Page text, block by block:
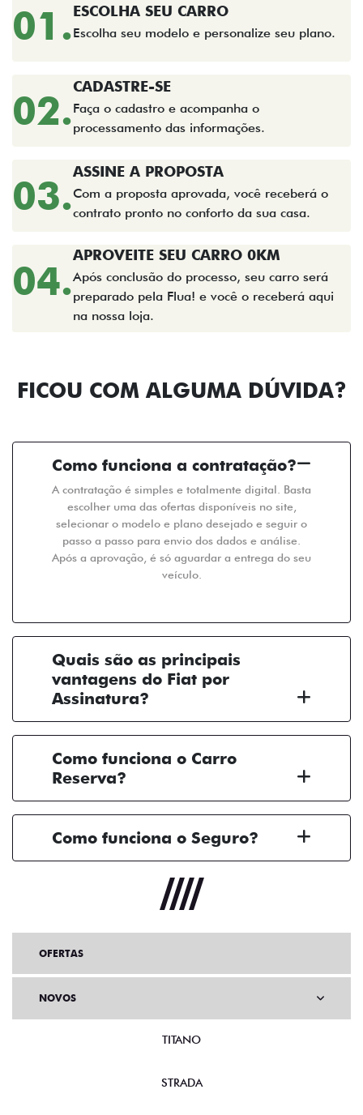
01.ESCOLHA SEU CARRO
Escolha seu modelo e personalize seu plano.
02.
CADASTRE-SE
Faça o cadastro e acompanha o
processamento das informações.
03.
ASSINE A PROPOSTA
Com a proposta aprovada, você receberá o
contrato pronto no conforto da sua casa.
04.
APROVEITE SEU CARRO 0KM
Após conclusão do processo, seu carro será
preparado pela Flua! e você o receberá aqui
na nossa loja.
FICOU COM ALGUMA DÚVIDA?
Como funciona a contratação?
A contratação é simples e totalmente digital. Basta
escolher uma das ofertas disponíveis no site,
selecionar o modelo e plano desejado e seguir o
passo a passo para envio dos dados e análise.
Após a aprovação, é só aguardar a entrega do seu
veículo.
Quais são as principais
vantagens do Fiat por
Assinatura?
Como funciona o Carro
Reserva?
Como funciona o Seguro?
OFERTAS
NOVOS
TITANO
STRADA